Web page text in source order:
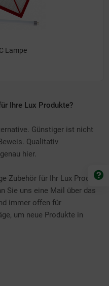
Lampe
Ihre Lux Produkte?
Günstiger ist nicht
Qualitativ
hier.
Zubehör für Ihr Lux Produkt
Sie uns eine Mail über das
immer offen für
um neue Produkte in